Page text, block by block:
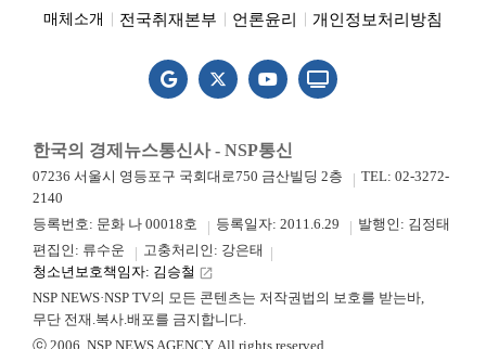
매체소개 전국취재본부 언론윤리 개인정보처리방침
한국의 경제뉴스통신사 - NSP통신
07236 서울시 영등포구 국회대로750 금산빌딩 2층
TEL: 02-3272-
2140
등록번호: 문화 나 00018호
등록일자: 2011.6.29
발행인: 김정태
편집인: 류수운
고충처리인: 강은태
청소년보호책임자: 김승철 launch
NSP NEWS·NSP TV의 모든 콘텐츠는 저작권법의 보호를 받는바,
무단 전재.복사.배포를 금지합니다.
ⓒ 2006. NSP NEWS AGENCY. All rights reserved.